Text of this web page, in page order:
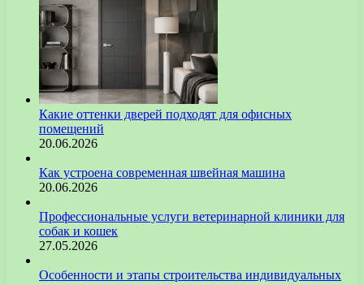
Какие оттенки дверей подходят для офисных
помещений
20.06.2026
Как устроена современная швейная машина
20.06.2026
Профессиональные услуги ветеринарной клиники для
собак и кошек
27.05.2026
Особенности и этапы строительства индивидуальных